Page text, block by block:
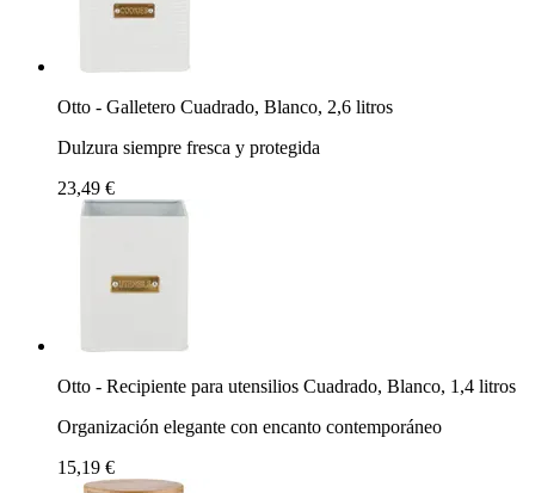
Otto - Galletero Cuadrado, Blanco, 2,6 litros
Dulzura siempre fresca y protegida
23,49 €
Otto - Recipiente para utensilios Cuadrado, Blanco, 1,4 litros
Organización elegante con encanto contemporáneo
15,19 €